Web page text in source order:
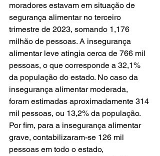
moradores estavam em situação de
segurança alimentar no terceiro
trimestre de 2023, somando 1,176
milhão de pessoas. A insegurança
alimentar leve atingia cerca de 766 mil
pessoas, o que corresponde a 32,1%
da população do estado. No caso da
insegurança alimentar moderada,
foram estimadas aproximadamente 314
mil pessoas, ou 13,2% da população.
Por fim, para a insegurança alimentar
grave, contabilizaram-se 126 mil
pessoas em todo o estado,